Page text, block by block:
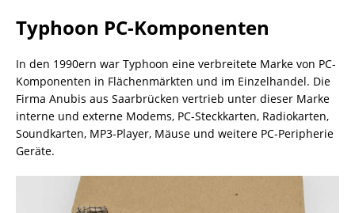
Typhoon PC-Komponenten
In den 1990ern war Typhoon eine verbreitete Marke von PC-
Komponenten in Flächenmärkten und im Einzelhandel. Die
Firma Anubis aus Saarbrücken vertrieb unter dieser Marke
interne und externe Modems, PC-Steckkarten, Radiokarten,
Soundkarten, MP3-Player, Mäuse und weitere PC-Peripherie
Geräte.